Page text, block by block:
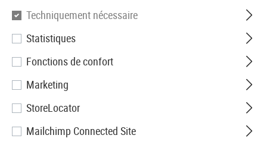
Si vous avez des questions, des commentaires
ou des suggestions, n'hésitez pas à nous en
faire part ! Pour nous contacter, veuillez remplir
le formulaire de contact ci-dessous. Nous vous
PERSONAL DATA
Techniquement nécessaire
Statistiques
Fonctions de confort
Marketing
StoreLocator
Mailchimp Connected Site